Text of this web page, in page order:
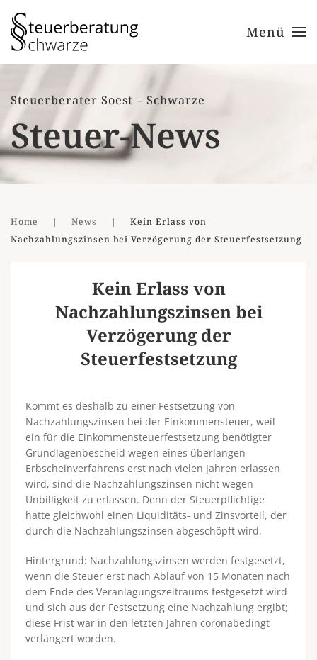
Zum Hauptinhalt springen Menü
Steuerberater Soest – Schwarze
Steuer-News
Home News
Kein Erlass von
Nachzahlungszinsen bei Verzögerung der Steuerfestsetzung
Kein Erlass von
Nachzahlungszinsen bei
Verzögerung der
Steuerfestsetzung
Kommt es deshalb zu einer Festsetzung von
Nachzahlungszinsen bei der Einkommensteuer, weil
ein für die Einkommensteuerfestsetzung benötigter
Grundlagenbescheid wegen eines überlangen
Erbscheinverfahrens erst nach vielen Jahren erlassen
wird, sind die Nachzahlungszinsen nicht wegen
Unbilligkeit zu erlassen. Denn der Steuerpflichtige
hatte gleichwohl einen Liquiditäts- und Zinsvorteil, der
durch die Nachzahlungszinsen abgeschöpft wird.
Hintergrund: Nachzahlungszinsen werden festgesetzt,
wenn die Steuer erst nach Ablauf von 15 Monaten nach
dem Ende des Veranlagungszeitraums festgesetzt wird
und sich aus der Festsetzung eine Nachzahlung ergibt;
diese Frist war in den letzten Jahren coronabedingt
verlängert worden.